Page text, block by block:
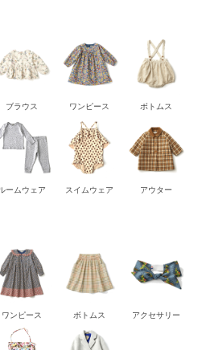
ブラウス ワンピース ボトムス
ームウェア スイムウェア アウター
ワンピース ボトムス アクセサリー